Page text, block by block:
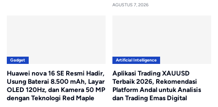
AGUSTUS 7, 2026
Gadget
Huawei nova 16 SE Resmi Hadir,
Usung Baterai 8.500 mAh, Layar
OLED 120Hz, dan Kamera 50 MP
dengan Teknologi Red Maple
Artificial Intelligence
Aplikasi Trading XAUUSD
Terbaik 2026, Rekomendasi
Platform Andal untuk Analisis
dan Trading Emas Digital